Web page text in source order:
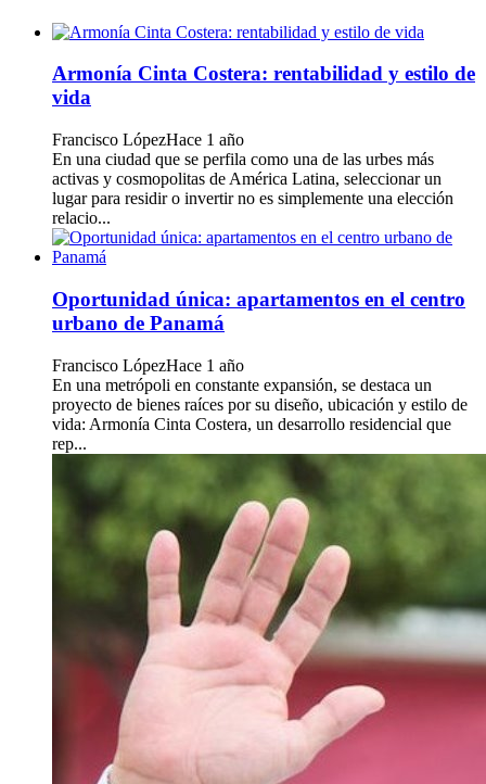
Armonía Cinta Costera: rentabilidad y estilo de
vida
Francisco LópezHace 1 año
En una ciudad que se perfila como una de las urbes más
activas y cosmopolitas de América Latina, seleccionar un
lugar para residir o invertir no es simplemente una elección
relacio...
Oportunidad única: apartamentos en el centro
urbano de Panamá
Francisco LópezHace 1 año
En una metrópoli en constante expansión, se destaca un
proyecto de bienes raíces por su diseño, ubicación y estilo de
vida: Armonía Cinta Costera, un desarrollo residencial que
rep...